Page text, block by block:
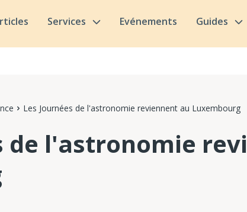
Services Evénements Guides
Les Journées de l'astronomie reviennent au Luxembourg
de l'astronomie